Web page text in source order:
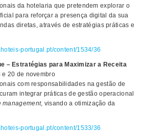
da hotelaria que pretendem explorar o
para reforçar a presença digital da sua
diretas, através de estratégias práticas e
portugal.pt/content/1534/36
– Estratégias para Maximizar a Receita
e 20 de novembro
com responsabilidades na gestão de
integrar práticas de gestão operacional
management, visando a otimização da
portugal.pt/content/1533/36